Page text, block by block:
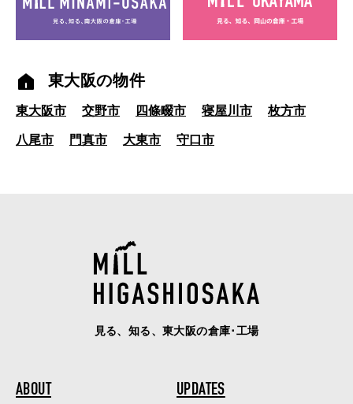
東大阪の物件
東大阪市 交野市 四條畷市 寝屋川市 枚方市
八尾市 門真市 大東市 守口市
見る、知る、東大阪の倉庫･工場
ABOUT UPDATES